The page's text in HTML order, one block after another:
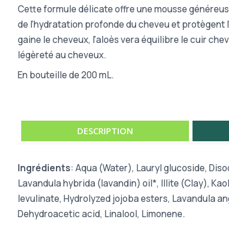
Cette formule délicate offre une mousse
de l’hydratation profonde du cheveu et
gaine le cheveux, l'aloès vera équilibre le cuir
légèreté au cheveux.
En bouteille de 200 mL.
DESCRIPTION
Ingrédients: Aqua (Water), Lauryl glucoside,
Lavandula hybrida (lavandin) oil*, Illite (Clay),
levulinate, Hydrolyzed jojoba esters, Lavandula
Dehydroacetic acid, Linalool, Limonene.